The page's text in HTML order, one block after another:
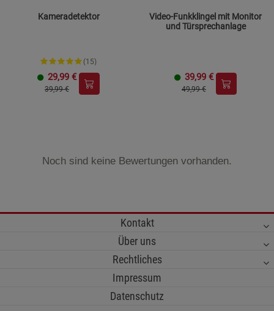
Kameradetektor
(15)
29,99 €
39,99 €
Video-Funkklingel mit Monitor
und Türsprechanlage
39,99 €
49,99 €
Noch sind keine Bewertungen vorhanden.
Kontakt
Über uns
Rechtliches
Impressum
Datenschutz